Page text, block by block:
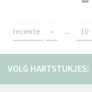
recente
« ... 10